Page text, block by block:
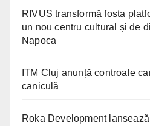
RIVUS transformă fosta
un nou centru cultural și de
Napoca
ITM Cluj anunță controale
caniculă
Roka Development